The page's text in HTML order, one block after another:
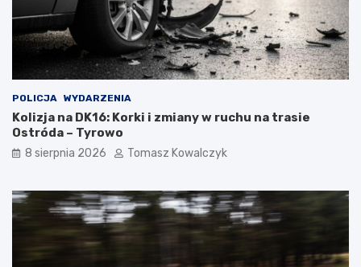
POLICJA WYDARZENIA
Kolizja na DK16: Korki i zmiany w ruchu na trasie
Ostróda – Tyrowo
8 sierpnia 2026 Tomasz Kowalczyk